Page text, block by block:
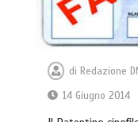
diRedazione
14 Giugno 2014